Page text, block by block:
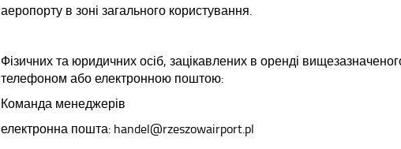
аеропорту в зоні загального користування.
Фізичних та юридичних осіб, зацікавлених в оренді
телефоном або електронною поштою:
Команда менеджерів
електронна пошта: handel@rzeszowairport.pl